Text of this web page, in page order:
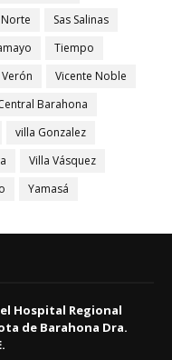
Sas Salinas
Tiempo
Verón
Vicente Noble
Barahona
villa Gonzalez
Villa Vásquez
Yamasá
Hospital Regional
de Barahona Dra.